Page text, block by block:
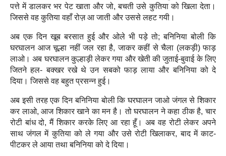
पत्ते में डालकर भर पेट खाता और जो, बचती उसे कुतिया को खिला देता।
जिससे वह कुतिया वहाँ रोज़ आ जाती और उससे लहट गयी।
अब एक दिन खूब बरसात हुई और ओले भी पड़े तो; बनिनिया बोली कि
घरघालन आज चूल्हा नहीं जल रहा है, जाकर कहीं से चैला (लकड़ी) फाड़
लाओ। अब घरघालन कुल्हाड़ी लेकर गया और खेती की जुताई-बुवाई के लिए
जितने हल- बक्खर रखे थे उन सबको फाड़ लाया और बनिनिया को दे
दिया। जिससे वह बहुत प्रसन्‍न हुई।
अब इसी तरह एक दिन बनिनिया बोली कि घरघालन जाओ जंगल से शिकार
कर लाओ, आज शिकार खाने का मन है। तो घरघालन ने कहा ठीक है, चार
रोटी बांध दो, मैं शिकार करके लिए आ रहा हूँ। अब वह रोटी लेकर अपने
साथ जंगल में कुतिया को ले गया और उसे रोटी खिलाकर, बाद में काट-
पीटकर ले आया तथा बनिनिया को दे दिया।